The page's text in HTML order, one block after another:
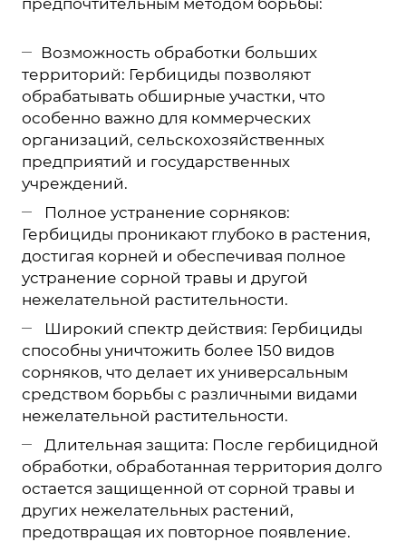
Возможность обработки больших
территорий: Гербициды позволяют
обрабатывать обширные участки, что
особенно важно для коммерческих
организаций, сельскохозяйственных
предприятий и государственных
учреждений.
Полное устранение сорняков:
Гербициды проникают глубоко в растения,
достигая корней и обеспечивая полное
устранение сорной травы и другой
нежелательной растительности.
Широкий спектр действия: Гербициды
способны уничтожить более 150 видов
сорняков, что делает их универсальным
средством борьбы с различными видами
нежелательной растительности.
Длительная защита: После гербицидной
обработки, обработанная территория долго
остается защищенной от сорной травы и
других нежелательных растений,
предотвращая их повторное появление.